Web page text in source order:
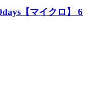
【マイクロ】 6